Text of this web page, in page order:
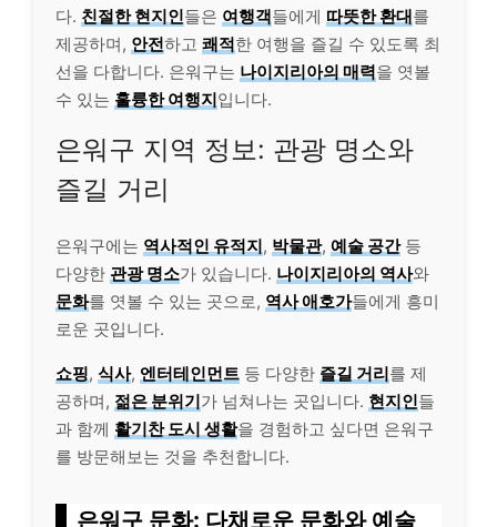
다. 친절한 현지인들은 여행객들에게 따뜻한 환대를
제공하며, 안전하고 쾌적한 여행을 즐길 수 있도록 최
선을 다합니다. 은워구는 나이지리아의 매력을 엿볼
수 있는 훌륭한 여행지입니다.
은워구 지역 정보: 관광 명소와
즐길 거리
은워구에는 역사적인 유적지, 박물관, 예술 공간등
다양한 관광 명소가 있습니다. 나이지리아의 역사와
문화를 엿볼 수 있는 곳으로, 역사 애호가들에게 흥미
로운 곳입니다.
쇼핑, 식사, 엔터테인먼트 등 다양한 즐길 거리를 제
공하며, 젊은 분위기가 넘쳐나는 곳입니다. 현지인들
과 함께 활기찬 도시 생활을 경험하고 싶다면 은워구
를 방문해보는 것을 추천합니다.
은워구 문화: 다채로운 문화와 예술